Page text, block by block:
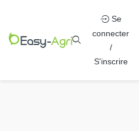
Se
connecter
/
S'inscrire